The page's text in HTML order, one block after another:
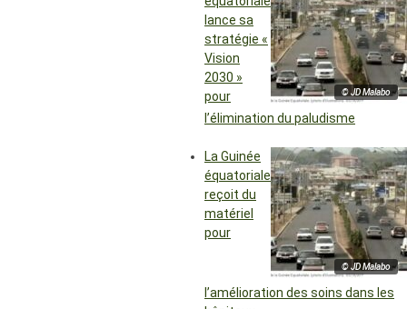
© JD Malabo
lance sa
stratégie «
Vision
2030 »
pour
l’élimination du paludisme
© JD Malabo
La Guinée
équatoriale
reçoit du
matériel
pour
l’amélioration des soins dans les